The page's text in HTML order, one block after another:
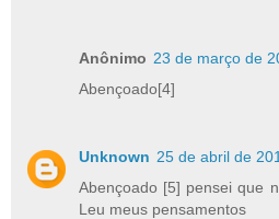
Anônimo 23 de março de
Abençoado[4]
Unknown 25 de abril de
Abençoado [5] pensei que
Leu meus pensamentos